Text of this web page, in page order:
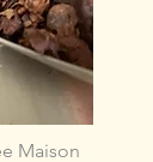
Maison